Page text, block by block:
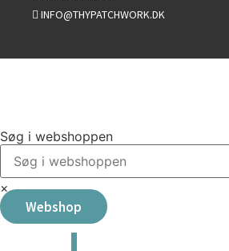
INFO@THYPATCHWORK.DK
Søg i webshoppen
×
Webshop